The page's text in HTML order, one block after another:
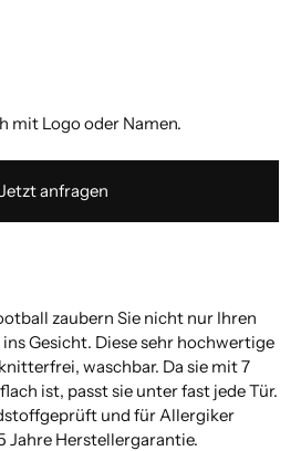
mit Logo oder Namen.
Jetzt anfragen
zaubern Sie nicht nur Ihren
Gesicht. Diese sehr hochwertige
waschbar. Da sie mit 7
ist, passt sie unter fast jede Tür.
und für Allergiker
Jahre Herstellergarantie.